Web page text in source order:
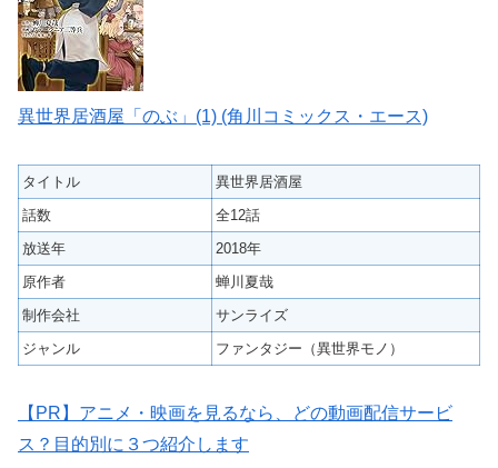
異世界居酒屋「のぶ」(1) (角川コミックス・エース)
タイトル
異世界居酒屋
話数
全12話
放送年
2018年
原作者
蝉川夏哉
制作会社
サンライズ
ジャンル
ファンタジー（異世界モノ）
【PR】アニメ・映画を見るなら、どの動画配信サービ
ス？目的別に３つ紹介します